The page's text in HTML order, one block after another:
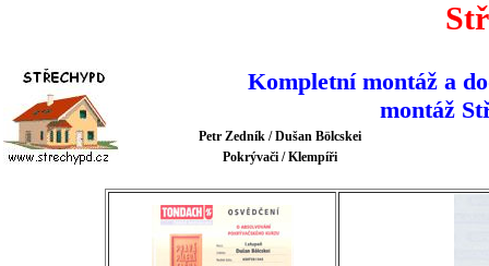
Kompletní montáž a
montáž
Petr Zedník / Dušan Bölcskei
Pokrývači / Klempíři